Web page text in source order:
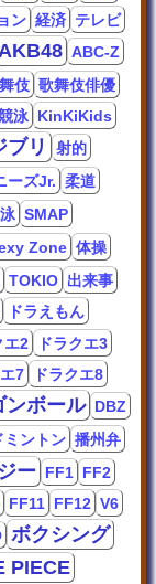
ン 経済 テレビ
ABC-Z
伎 歌舞伎俳優
泳 KinKiKids
ブリ 射的
ーズJr. 柔道
SMAP
Zone 体操
TOKIO 出来事
ドラえもん
エ2
ドラクエ3
7
ドラクエ8
ンボール DBZ
ミントン 播州弁
ー FF1 FF2
FF11 FF12 V6
ボクシング
PIECE